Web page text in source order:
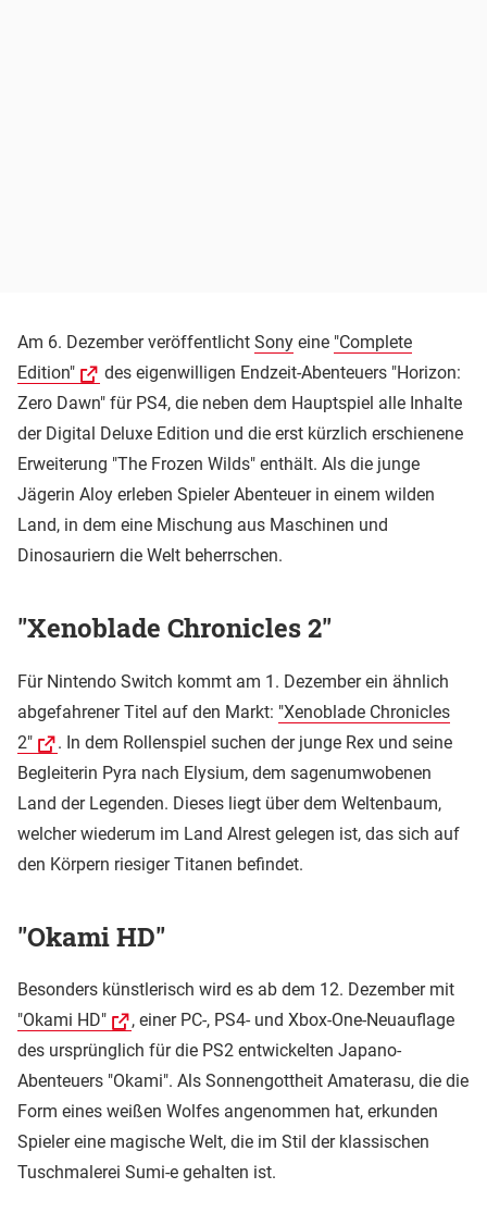
Am 6. Dezember veröffentlicht Sony eine "Complete
Edition"
des eigenwilligen Endzeit-Abenteuers "Horizon:
Zero Dawn" für PS4, die neben dem Hauptspiel alle Inhalte
der Digital Deluxe Edition und die erst kürzlich erschienene
Erweiterung "The Frozen Wilds" enthält. Als die junge
Jägerin Aloy erleben Spieler Abenteuer in einem wilden
Land, in dem eine Mischung aus Maschinen und
Dinosauriern die Welt beherrschen.
"Xenoblade Chronicles 2"
Für Nintendo Switch kommt am 1. Dezember ein ähnlich
abgefahrener Titel auf den Markt: "Xenoblade Chronicles
2"
. In dem Rollenspiel suchen der junge Rex und seine
Begleiterin Pyra nach Elysium, dem sagenumwobenen
Land der Legenden. Dieses liegt über dem Weltenbaum,
welcher wiederum im Land Alrest gelegen ist, das sich auf
den Körpern riesiger Titanen befindet.
"Okami HD"
Besonders künstlerisch wird es ab dem 12. Dezember mit
"Okami HD"
, einer PC-, PS4- und Xbox-One-Neuauflage
des ursprünglich für die PS2 entwickelten Japano-
Abenteuers "Okami". Als Sonnengottheit Amaterasu, die die
Form eines weißen Wolfes angenommen hat, erkunden
Spieler eine magische Welt, die im Stil der klassischen
Tuschmalerei Sumi-e gehalten ist.